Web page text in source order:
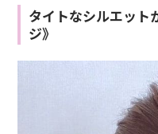
タイトなシルエット
ジ》